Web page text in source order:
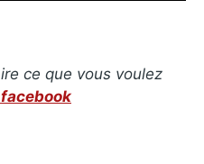
ce que vous voulez